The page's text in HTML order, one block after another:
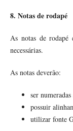
8. Notas de rodapé
As notas de rodapé
necessárias.
As notas deverão:
ser
possuir
utilizar fonte